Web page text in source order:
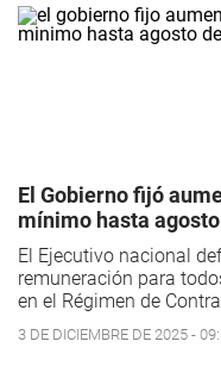
El Gobierno fijó
mínimo hasta
El Ejecutivo nacional
remuneración para
en el Régimen de
3 DE DICIEMBRE DE 2025 -